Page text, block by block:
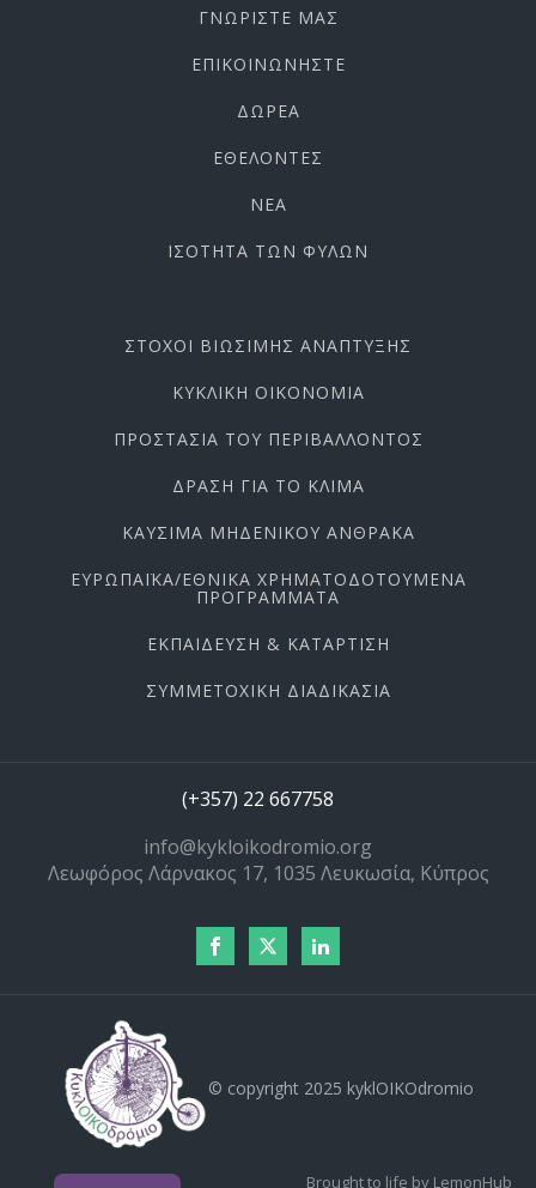
ΓΝΩΡΙΣΤΕ ΜΑΣ
ΕΠΙΚΟΙΝΩΝΗΣΤΕ
ΔΩΡΕΑ
ΕΘΕΛΟΝΤΕΣ
ΝΕΑ
ΙΣΟΤΗΤΑ ΤΩΝ ΦΥΛΩΝ
ΣΤΟΧΟΙ ΒΙΩΣΙΜΗΣ ΑΝΑΠΤΥΞΗΣ
ΚΥΚΛΙΚΗ ΟΙΚΟΝΟΜΙΑ
ΠΡΟΣΤΑΣΙΑ ΤΟΥ ΠΕΡΙΒΑΛΛΟΝΤΟΣ
ΔΡΑΣΗ ΓΙΑ ΤΟ ΚΛΙΜΑ
ΚΑΥΣΙΜΑ ΜΗΔΕΝΙΚΟΥ ΑΝΘΡΑΚΑ
ΕΥΡΩΠΑΪΚΑ/ΕΘΝΙΚΑ ΧΡΗΜΑΤΟΔΟΤΟΥΜΕΝΑ
ΠΡΟΓΡΑΜΜΑΤΑ
ΕΚΠΑΙΔΕΥΣΗ & ΚΑΤΑΡΤΙΣΗ
ΣΥΜΜΕΤΟΧΙΚΗ ΔΙΑΔΙΚΑΣΙΑ
(+357) 22 667758
info@kykloikodromio.org
Λεωφόρος Λάρνακος 17, 1035 Λευκωσία, Κύπρος
© copyright 2025 kyklOIKOdromio
Brought to life by LemonHub
English